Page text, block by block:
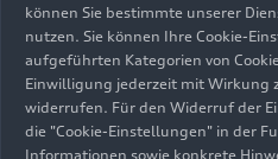
„Silberpfeile“
Vor 75 Jahren wurde eine
Seiten in der Geschichte
aufgeschlagen: Am 27.
können Sie bestimmte unserer
nutzen. Sie können Ihre Cookie-
aufgeführten Kategorien von
Einwilligung jederzeit mit Wirkung
widerrufen. Für den Widerruf der
die "Cookie-Einstellungen" in der
Informationen sowie konkrete